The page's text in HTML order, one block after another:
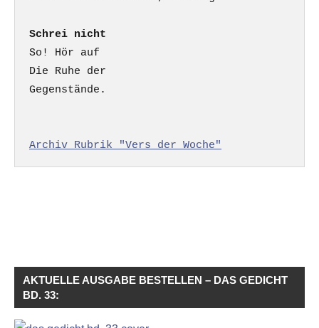
Schrei nicht
So! Hör auf
Die Ruhe der
Gegenstände.
Archiv Rubrik "Vers der Woche"
AKTUELLE AUSGABE BESTELLEN – DAS GEDICHT
BD. 33: